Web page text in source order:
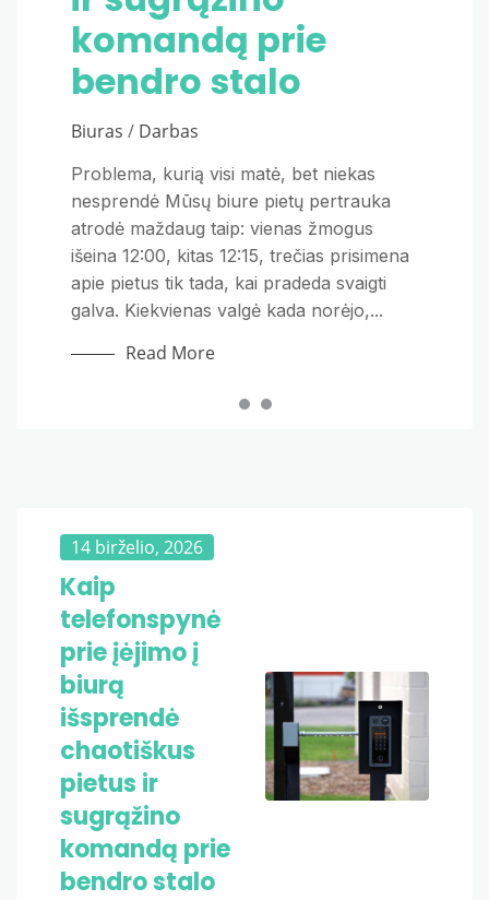
komandą prie
bendro stalo
Biuras / Darbas
Problema, kurią visi matė, bet niekas
nesprendė Mūsų biure pietų pertrauka
atrodė maždaug taip: vienas žmogus
išeina 12:00, kitas 12:15, trečias prisimena
apie pietus tik tada, kai pradeda svaigti
galva. Kiekvienas valgė kada norėjo,...
Read More
Teniso infrastruktūra ir galimybės
Lietuvoje Lietuvoje veikia dešimtys teniso
kortų ir kompleksų, nuo atvirų viešų
aikštelių parkuose iki modernių, gerai
kontrole ir profesionaliu apšvietimu.
Vilnius ir Kaunas turi geriausią...
Read More
žiemą
Nekilnojamas turtas
Žiemos sezono artėjimas kasmet
dujinį katilą į šilumos siurblį, ar tiesiog
palikti viską kaip yra. 2026-ieji šiuo
atžvilgiu nėra išskirtiniai, tačiau kelios
aplinkybės pasikeitė tiek, kad...
Read More
14 birželio, 2026
Kaip
telefonspynė
prie įėjimo į
biurą
išsprendė
chaotiškus
pietus ir
sugrąžino
komandą prie
bendro stalo